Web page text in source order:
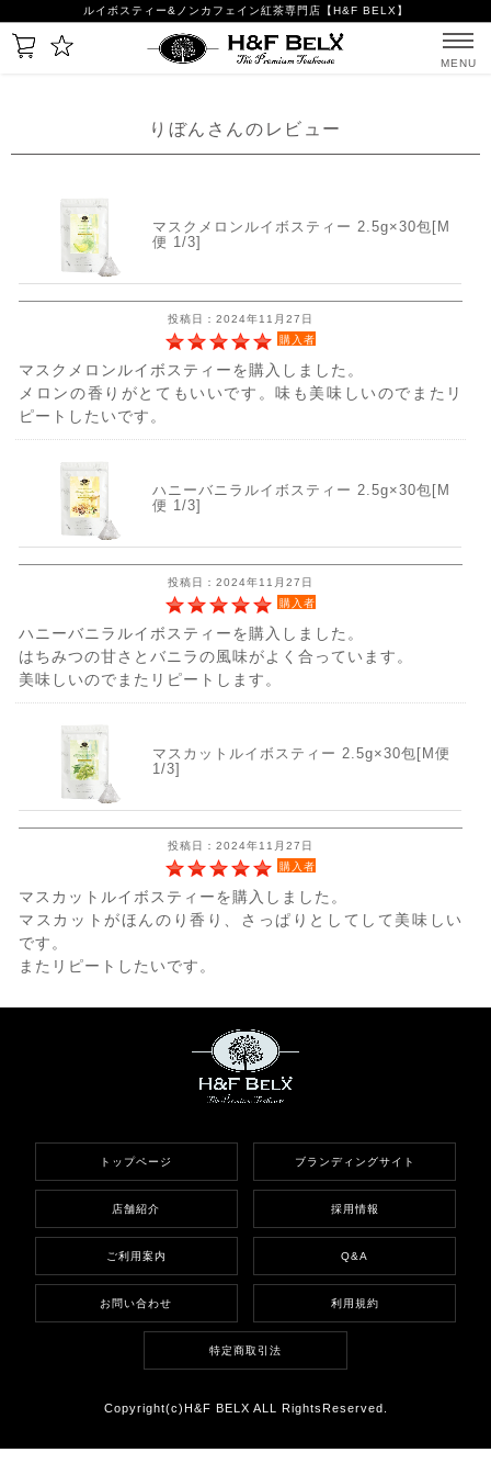
ルイボスティー&ノンカフェイン紅茶専門店【H&F BELX】
MENU
りぼんさんのレビュー
マスクメロンルイボスティー 2.5g×30包[M
便 1/3]
投稿日：2024年11月27日
購入者
マスクメロンルイボスティーを購入しました。
メロンの香りがとてもいいです。味も美味しいのでまたリ
ピートしたいです。
ハニーバニラルイボスティー 2.5g×30包[M
便 1/3]
投稿日：2024年11月27日
購入者
ハニーバニラルイボスティーを購入しました。
はちみつの甘さとバニラの風味がよく合っています。
美味しいのでまたリピートします。
マスカットルイボスティー 2.5g×30包[M便
1/3]
投稿日：2024年11月27日
購入者
マスカットルイボスティーを購入しました。
マスカットがほんのり香り、さっぱりとしてして美味しい
です。
またリピートしたいです。
トップページ ブランディングサイト
店舗紹介 採用情報
ご利用案内 Q&A
お問い合わせ 利用規約
特定商取引法
Copyright(c)H&F BELX ALL RightsReserved.